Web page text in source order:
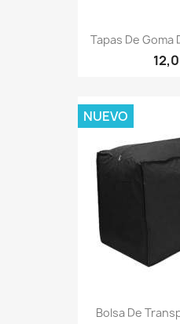
Tapas De Goma
Bolsa De
NUEVO